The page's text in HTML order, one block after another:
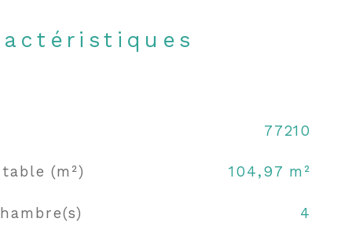
77210
(m²) 104,97 m²
4